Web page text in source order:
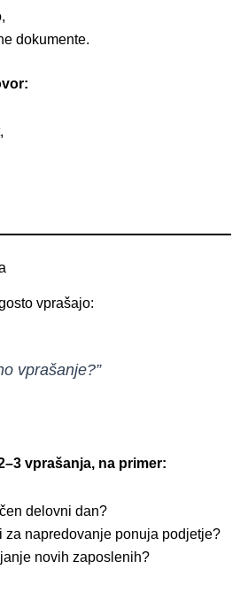
dokumente.
vprašajo:
vprašanje?”
vprašanja, na primer:
delovni dan?
za napredovanje ponuja podjetje?
novih zaposlenih?